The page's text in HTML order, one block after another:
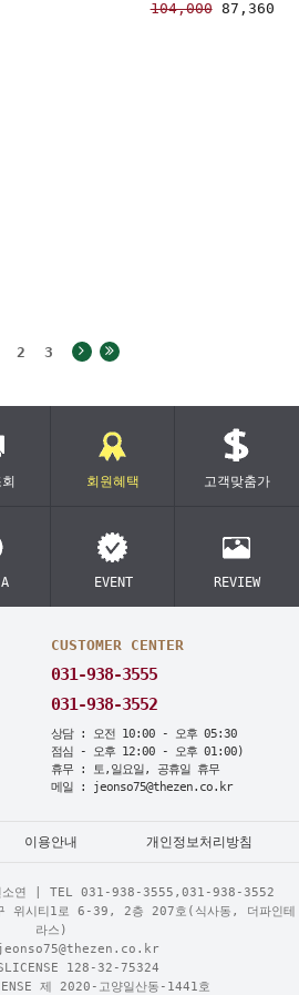
104,00087,360
2 3
회원혜택 고객맞춤가
EVENT REVIEW
CUSTOMER CENTER
031-938-3555
031-938-3552
상담 : 오전 10:00 - 오후 05:30
점심 - 오후 12:00 - 오후 01:00)
휴무 : 토,일요일, 공휴일 휴무
메일 : jeonso75@thezen.co.kr
이용안내 개인정보처리방침
소연 | TEL 031-938-3555,031-938-3552
위시티1로 6-39, 2층 207호(식사동, 더파인테
라스)
128-32-75324
제 2020-고양일산동-1441호